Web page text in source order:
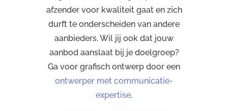
afzender voor kwaliteit gaat en zich
durft te onderscheiden van andere
aanbieders. Wil jij ook dat jouw
aanbod aanslaat bij je doelgroep?
Ga voor grafisch ontwerp door een
ontwerper met communicatie-
expertise.